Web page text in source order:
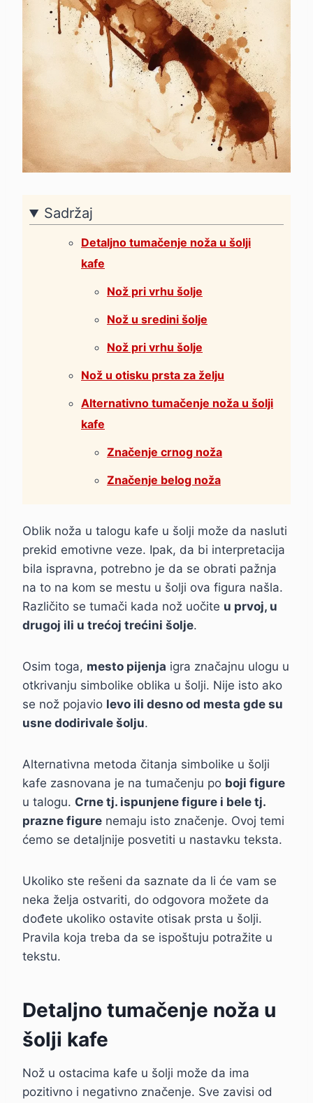
Sadržaj
Detaljno tumačenje noža u šolji
kafe
Nož pri vrhu šolje
Nož u sredini šolje
Nož pri vrhu šolje
Nož u otisku prsta za želju
Alternativno tumačenje noža u šolji
kafe
Značenje crnog noža
Značenje belog noža
Oblik noža u talogu kafe u šolji može da nasluti
prekid emotivne veze. Ipak, da bi interpretacija
bila ispravna, potrebno je da se obrati pažnja
na to na kom se mestu u šolji ova figura našla.
Različito se tumači kada nož uočite u prvoj, u
drugoj ili u trećoj trećini šolje.
Osim toga, mesto pijenja igra značajnu ulogu u
otkrivanju simbolike oblika u šolji. Nije isto ako
se nož pojavio levo ili desno od mesta gde su
usne dodirivale šolju.
Alternativna metoda čitanja simbolike u šolji
kafe zasnovana je na tumačenju po boji figure
u talogu. Crne tj. ispunjene figure i bele tj.
prazne figure nemaju isto značenje. Ovoj temi
ćemo se detaljnije posvetiti u nastavku teksta.
Ukoliko ste rešeni da saznate da li će vam se
neka želja ostvariti, do odgovora možete da
dođete ukoliko ostavite otisak prsta u šolji.
Pravila koja treba da se ispoštuju potražite u
tekstu.
Detaljno tumačenje noža u
šolji kafe
Nož u ostacima kafe u šolji može da ima
pozitivno i negativno značenje. Sve zavisi od